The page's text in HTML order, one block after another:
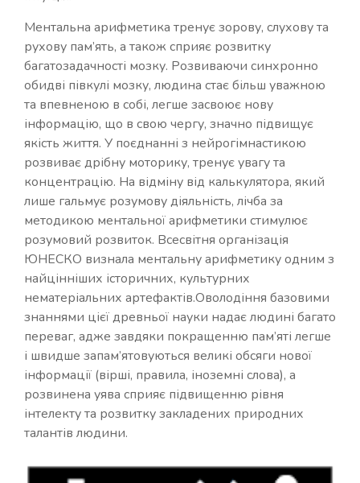
Ментальна арифметика тренує зорову, слухову та
рухову пам’ять, а також сприяє розвитку
багатозадачності мозку. Розвиваючи синхронно
обидві півкулі мозку, людина стає більш уважною
та впевненою в собі, легше засвоює нову
інформацію, що в свою чергу, значно підвищує
якість життя. У поєднанні з нейрогімнастикою
розвиває дрібну моторику, тренує увагу та
концентрацію. На відміну від калькулятора, який
лише гальмує розумову діяльність, лічба за
методикою ментальної арифметики стимулює
розумовий розвиток. Всесвітня організація
ЮНЕСКО визнала ментальну арифметику одним з
найцінніших історичних, культурних
нематеріальних артефактів.Оволодіння базовими
знаннями цієї древньої науки надає людині багато
переваг, адже завдяки покращенню пам’яті легше
і швидше запам’ятовуються великі обсяги нової
інформації (вірші, правила, іноземні слова), а
розвинена уява сприяє підвищенню рівня
інтелекту та розвитку закладених природних
талантів людини.